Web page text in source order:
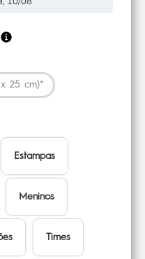
25 cm)*
Estampas
Meninos
Times